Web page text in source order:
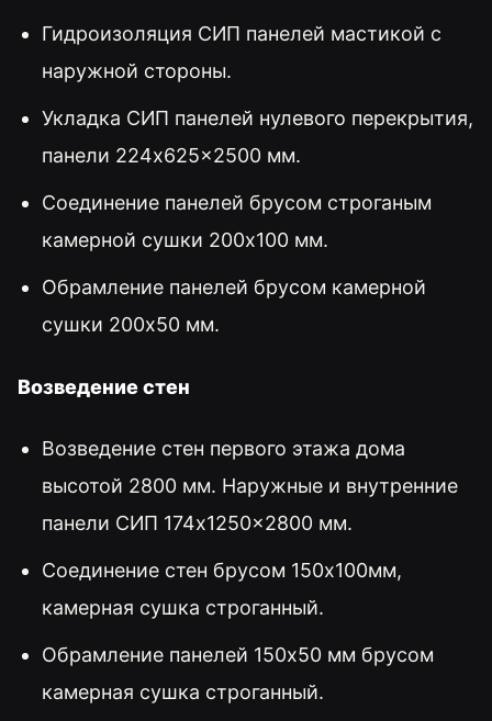
Гидроизоляция СИП панелей мастикой с
наружной стороны.
Укладка СИП панелей нулевого перекрытия,
панели 224x625x2500 мм.
Соединение панелей брусом строганым
камерной сушки 200x100 мм.
Обрамление панелей брусом камерной
сушки 200x50 мм.
Возведение стен
Возведение стен первого этажа дома
высотой 2800 мм. Наружные и внутренние
панели СИП 174x1250x2800 мм.
Соединение стен брусом 150x100мм,
камерная сушка строганный.
Обрамление панелей 150x50 мм брусом
камерная сушка строганный.